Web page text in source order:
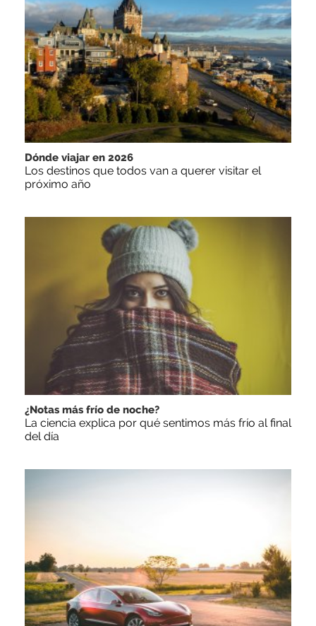
Dónde viajar en 2026
Los destinos que todos van a querer visitar el
próximo año
¿Notas más frío de noche?
La ciencia explica por qué sentimos más frío al final
del día